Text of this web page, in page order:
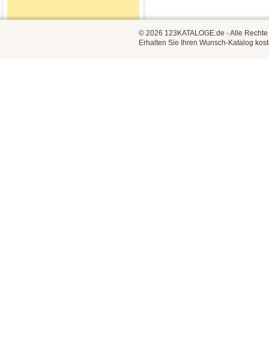
© 2026 123KATALOGE.de - Alle
Erhalten Sie Ihren Wunsch-Katalog